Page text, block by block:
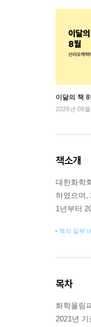
이달의 책
2026년 08
책소개
대한화학
하였으며,
1년부터
책의 일부
목차
화학올림
2021년 기